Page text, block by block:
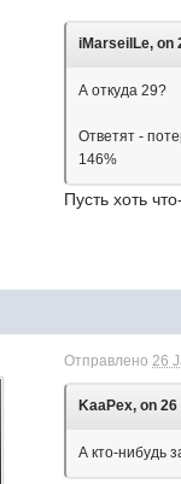
iMarseilLe, on
А откуда 29?
Ответят -
146%
Пусть хоть
Отправлено26
KaaPex, on
А кто-нибудь